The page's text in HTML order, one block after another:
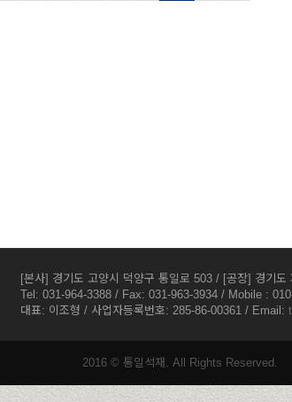
[본사] 경기도 고양시 덕양구 통일로 503 / [공장] 경기도
Tel: 031-964-3388 / Fax: 031-963-3934 / Mobile :
대표: 이조형 / 사업자등록번호: 285-86-00361 / Email:
2016 © 통일석재. All Rights Reserved.